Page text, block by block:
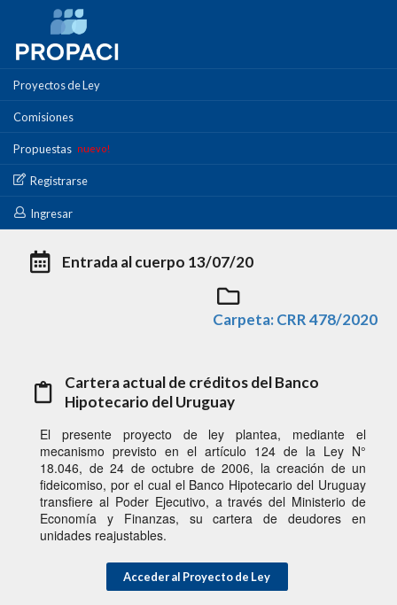
Proyectos de Ley
Comisiones
Propuestas nuevo!
Registrarse
Ingresar
Cartera actual de créditos del Banco
Entrada al cuerpo 13/07/20
Carpeta: CRR 478/2020
Cartera actual de créditos del Banco
Hipotecario del Uruguay
El presente proyecto de ley plantea, mediante el
mecanismo previsto en el artículo 124 de la Ley N°
18.046, de 24 de octubre de 2006, la creación de un
fideicomiso, por el cual el Banco Hipotecario del Uruguay
transfiere al Poder Ejecutivo, a través del Ministerio de
Economía y Finanzas, su cartera de deudores en
unidades reajustables.
Acceder al Proyecto de Ley